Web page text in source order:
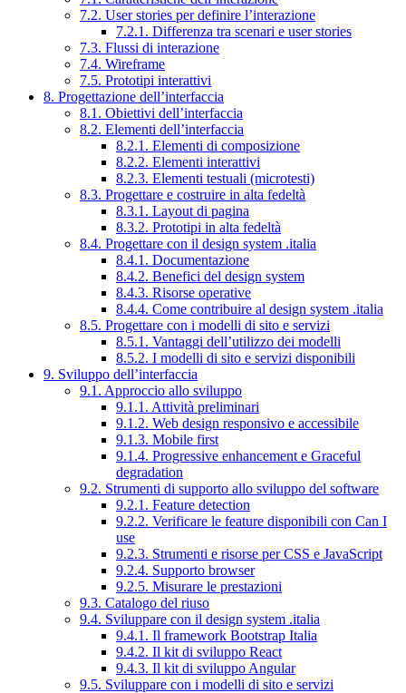
7.2. User stories per definire l’interazione
7.2.1. Differenza tra scenari e user stories
7.3. Flussi di interazione
7.4. Wireframe
7.5. Prototipi interattivi
8. Progettazione dell’interfaccia
8.1. Obiettivi dell’interfaccia
8.2. Elementi dell’interfaccia
8.2.1. Elementi di composizione
8.2.2. Elementi interattivi
8.2.3. Elementi testuali (microtesti)
8.3. Progettare e costruire in alta fedeltà
8.3.1. Layout di pagina
8.3.2. Prototipi in alta fedeltà
8.4. Progettare con il design system .italia
8.4.1. Documentazione
8.4.2. Benefici del design system
8.4.3. Risorse operative
8.4.4. Come contribuire al design system .italia
8.5. Progettare con i modelli di sito e servizi
8.5.1. Vantaggi dell’utilizzo dei modelli
8.5.2. I modelli di sito e servizi disponibili
9. Sviluppo dell’interfaccia
9.1. Approccio allo sviluppo
9.1.1. Attività preliminari
9.1.2. Web design responsivo e accessibile
9.1.3. Mobile first
9.1.4. Progressive enhancement e Graceful
degradation
9.2. Strumenti di supporto allo sviluppo del software
9.2.1. Feature detection
9.2.2. Verificare le feature disponibili con Can I
use
9.2.3. Strumenti e risorse per CSS e JavaScript
9.2.4. Supporto browser
9.2.5. Misurare le prestazioni
9.3. Catalogo del riuso
9.4. Sviluppare con il design system .italia
9.4.1. Il framework Bootstrap Italia
9.4.2. Il kit di sviluppo React
9.4.3. Il kit di sviluppo Angular
9.5. Sviluppare con i modelli di sito e servizi